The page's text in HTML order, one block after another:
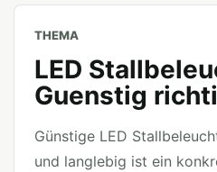
THEMA
LED
Guenstig
Günstige LED
und langlebig ist ein